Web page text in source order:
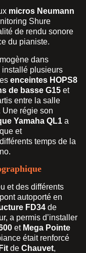
micros Neumann
Shure
de rendu sonore
du pianiste.
dans
installé plusieurs
enceintes HOPS8
de basse G15 et
entre la salle
Une régie son
Yamaha QL1 a
et
temps de la
et des différents
autoporté en
FD34 de
a permis d’installer
et Mega Pointe
était renforcé
de Chauvet,